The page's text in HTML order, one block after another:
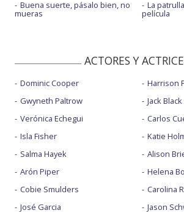
Buena suerte, pásalo bien, no
mueras
La
película
ACTORES Y
Dominic Cooper
Gwyneth Paltrow
Verónica Echegui
Isla Fisher
Salma Hayek
Arón Piper
Cobie Smulders
José Garcia
Harrison
Jack Black
Carlos
Katie
Alison
Helena
Carolina
Jason